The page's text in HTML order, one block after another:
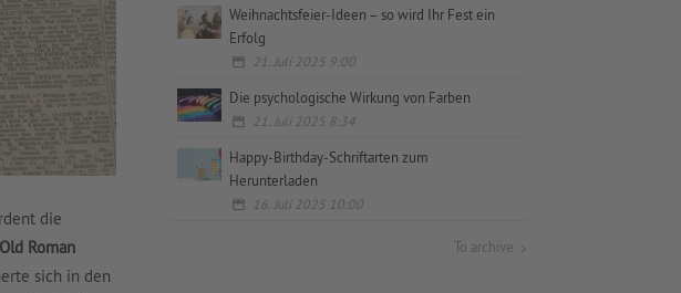
die
Roman
sich in den
Weihnachtsfeier-Ideen – so wird Ihr Fest ein
Erfolg
21. Juli 2025 9:00
Die psychologische Wirkung von Farben
21. Juli 2025 8:34
Happy-Birthday-Schriftarten zum
Herunterladen
16. Juli 2025 10:00
To archive